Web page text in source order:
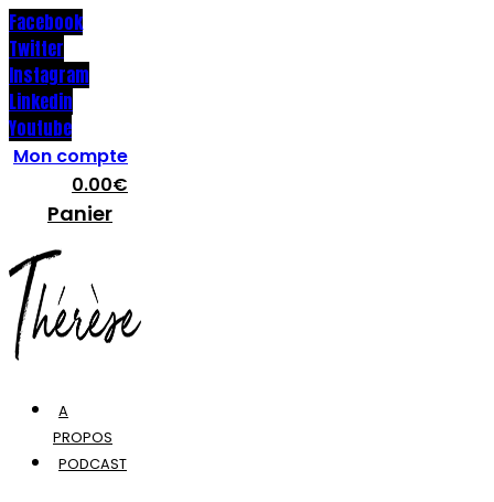
Facebook
Twitter
Instagram
Linkedin
Youtube
Mon compte
0.00€
Panier
A
PROPOS
PODCAST